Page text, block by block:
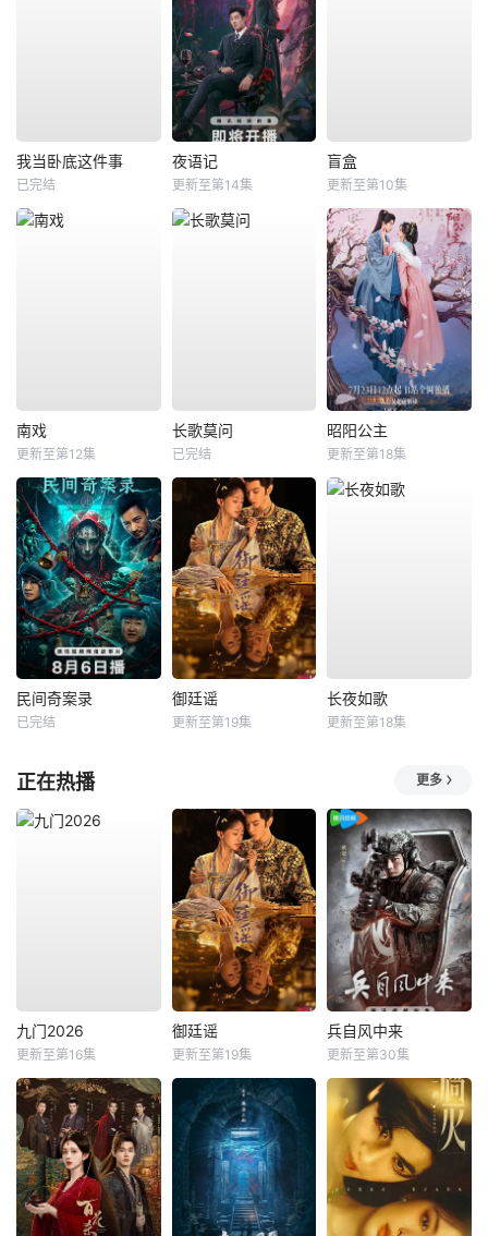
我当卧底这件事
已完结
夜语记
更新至第14集
盲盒
更新至第10集
南戏
更新至第12集
长歌莫问
已完结
昭阳公主
更新至第18集
民间奇案录
已完结
御廷谣
更新至第19集
长夜如歌
更新至第18集
正在热播 更多
九门2026
更新至第16集
御廷谣
更新至第19集
兵自风中来
更新至第30集